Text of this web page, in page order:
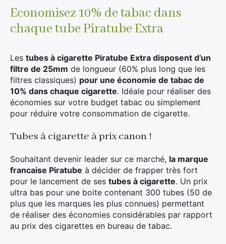
ce
Economisez 10% de tabac dans
chaque tube Piratube Extra
Les tubes à cigarette Piratube Extra disposent d’un
filtre de 25mm de longueur (60% plus long que les
filtres classiques) pour une économie de tabac de
10% dans chaque cigarette. Idéale pour réaliser des
économies sur votre budget tabac ou simplement
pour réduire votre consommation de cigarette.
Tubes à cigarette à prix canon !
Souhaitant devenir leader sur ce marché, la marque
francaise Piratube à décider de frapper très fort
pour le lancement de ses tubes à cigarette. Un prix
ultra bas pour une boite contenant 300 tubes (50 de
plus que les marques les plus connues) permettant
de réaliser des économies considérables par rapport
au prix des cigarettes en bureau de tabac.